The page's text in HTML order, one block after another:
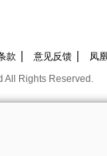
款 意见反馈 凤
All Rights Reserved.